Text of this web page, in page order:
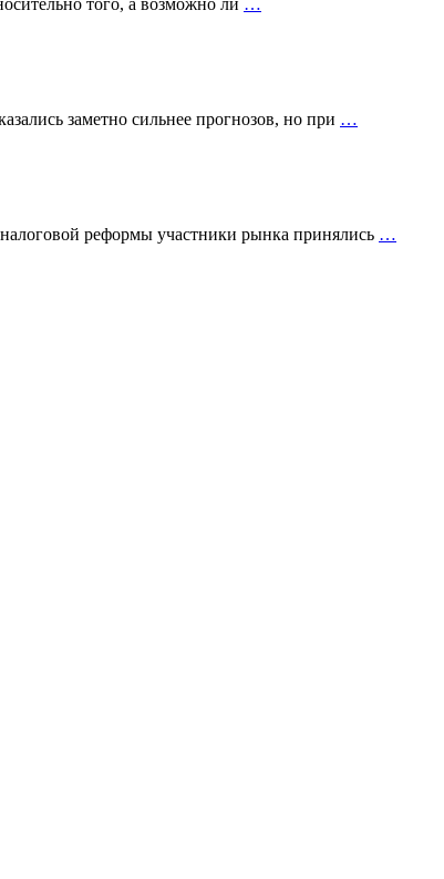
заметно сильнее прогнозов, но при …
реформы участники рынка принялись …